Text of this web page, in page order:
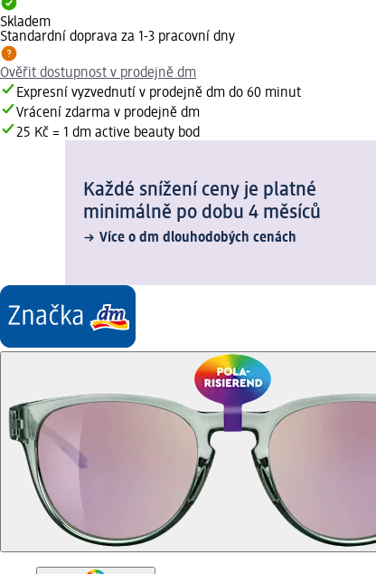
Skladem
Standardní doprava za 1-3 pracovní dny
Ověřit dostupnost v prodejně dm
Expresní vyzvednutí v prodejně dm do 60 minut
Vrácení zdarma v prodejně dm
25 Kč = 1 dm active beauty bod
Každé snížení ceny je platné
minimálně po dobu 4 měsíců
Více o dm dlouhodobých cenách